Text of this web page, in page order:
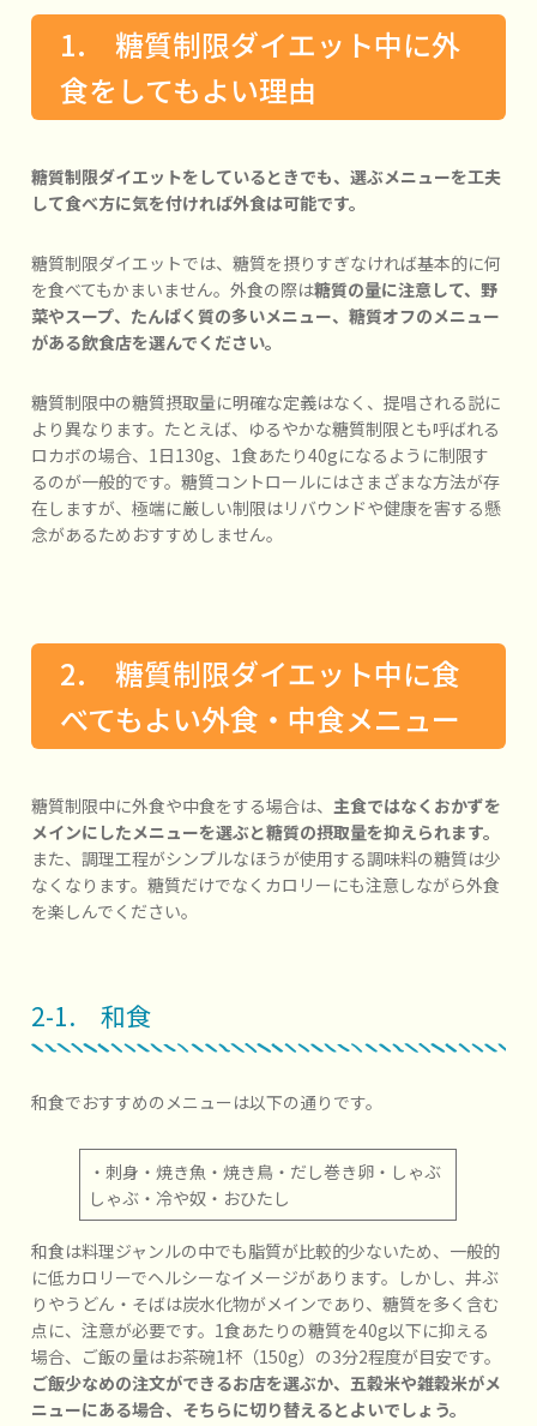
1. 糖質制限ダイエット中に外
食をしてもよい理由
糖質制限ダイエットをしているときでも、選ぶメニューを工夫
して食べ方に気を付ければ外食は可能です。
糖質制限ダイエットでは、糖質を摂りすぎなければ基本的に何
を食べてもかまいません。外食の際は糖質の量に注意して、野
菜やスープ、たんぱく質の多いメニュー、糖質オフのメニュー
がある飲食店を選んでください。
糖質制限中の糖質摂取量に明確な定義はなく、提唱される説に
より異なります。たとえば、ゆるやかな糖質制限とも呼ばれる
ロカボの場合、1日130g、1食あたり40gになるように制限す
るのが一般的です。糖質コントロールにはさまざまな方法が存
在しますが、極端に厳しい制限はリバウンドや健康を害する懸
念があるためおすすめしません。
2. 糖質制限ダイエット中に食
べてもよい外食・中食メニュー
糖質制限中に外食や中食をする場合は、 主食ではなくおかずを
メインにしたメニューを選ぶと糖質の摂取量を抑えられます。
また、調理工程がシンプルなほうが使用する調味料の糖質は少
なくなります。糖質だけでなくカロリーにも注意しながら外食
を楽しんでください。
2-1. 和食
和食でおすすめのメニューは以下の通りです。
・刺身・焼き魚・焼き鳥・だし巻き卵・しゃぶ
しゃぶ・冷や奴・おひたし
和食は料理ジャンルの中でも脂質が比較的少ないため、一般的
に低カロリーでヘルシーなイメージがあります。しかし、丼ぶ
りやうどん・そばは炭水化物がメインであり、糖質を多く含む
点に、注意が必要です。1食あたりの糖質を40g以下に抑える
場合、ご飯の量はお茶碗1杯（150g）の3分2程度が目安です。
ご飯少なめの注文ができるお店を選ぶか、五穀米や雑穀米がメ
ニューにある場合、そちらに切り替えるとよいでしょう。